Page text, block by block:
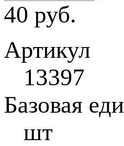
40 руб.
Артикул
13397
Базовая
шт